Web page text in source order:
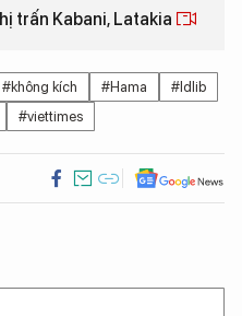
trấn Kabani, Latakia
#không kích #Hama
#Idlib
#viettimes